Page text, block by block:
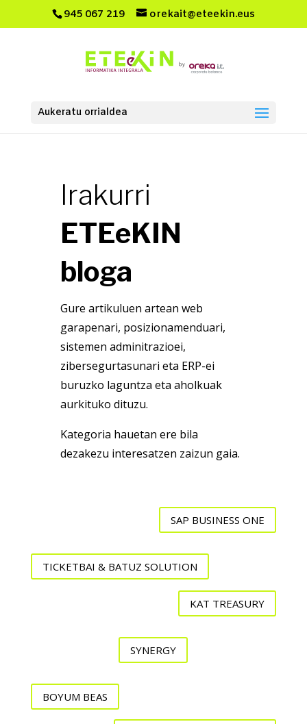
945 067 219 orekait@eteekin.eus
Aukeratu orrialdea
Irakurri
ETEeKIN
bloga
Gure artikuluen artean web
garapenari, posizionamenduari,
sistemen adminitrazioei,
zibersegurtasunari eta ERP-ei
buruzko laguntza eta aholkuak
aurkituko dituzu.
Kategoria hauetan ere bila
dezakezu interesatzen zaizun gaia.
SAP BUSINESS ONE
TICKETBAI & BATUZ SOLUTION
KAT TREASURY
SYNERGY
BOYUM BEAS